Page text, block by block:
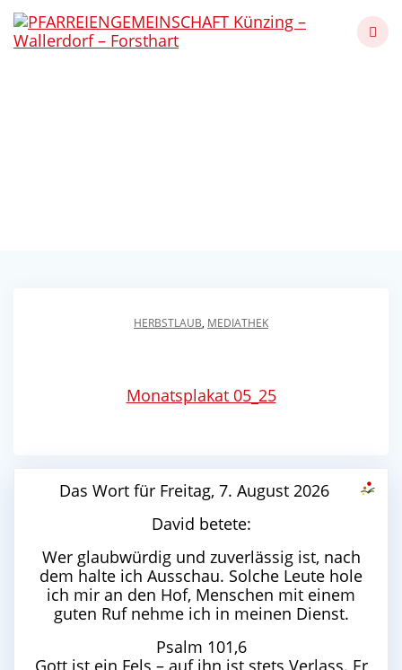
to
HERBSTLAUB, MEDIATHEK
Monatsplakat 05_25
Das Wort für Freitag, 7. August 2026
David betete:
Wer glaubwürdig und zuverlässig ist, nach
dem halte ich Ausschau. Solche Leute hole
ich mir an den Hof, Menschen mit einem
guten Ruf nehme ich in meinen Dienst.
Psalm 101,6